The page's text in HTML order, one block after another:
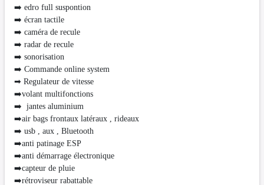
➡️ edro full suspontion
➡️ écran tactile
➡️ caméra de recule
➡️ radar de recule
➡️ sonorisation
➡️ Commande online system
➡ Regulateur de vitesse
➡️volant multifonctions
➡️ jantes aluminium
➡️air bags frontaux latéraux , rideaux
➡️ usb , aux , Bluetooth
➡️anti patinage ESP
➡️anti démarrage électronique
➡️capteur de pluie
➡️rétroviseur rabattable